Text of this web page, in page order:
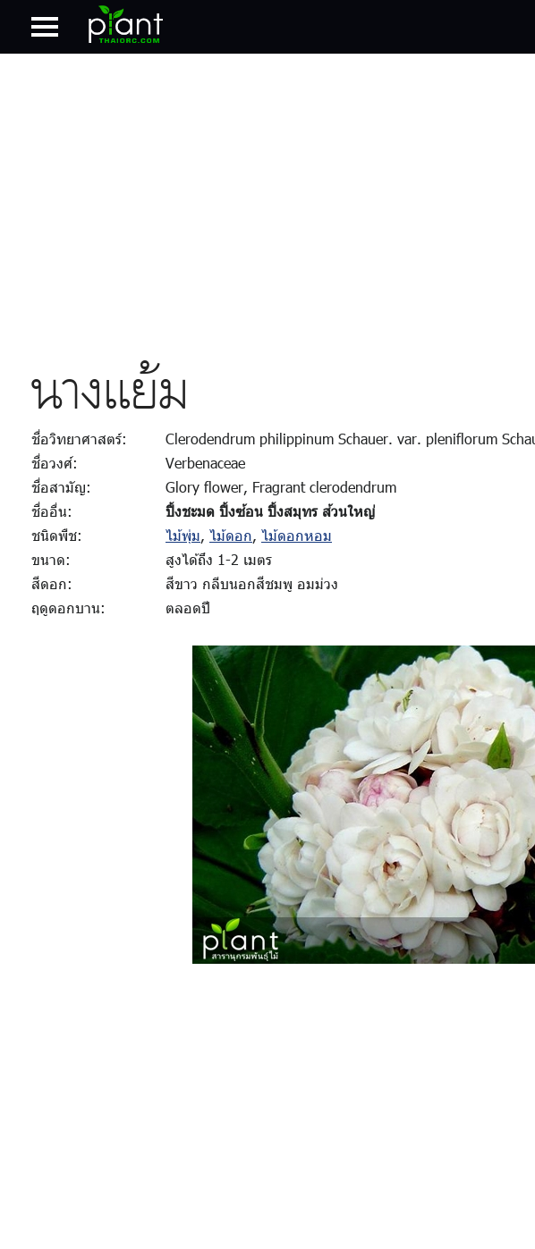
นางแย้ม
ชื่อวิทยาศาสตร์:
Clerodendrum philippinum Schauer. var. pleniflorum
ชื่อวงศ์:
Verbenaceae
ชื่อสามัญ:
Glory flower, Fragrant clerodendrum
ชื่ออื่น:
ปิ้งชะมด ปิ้งซ้อน ปิ้งสมุทร ส้วนใหญ่
ชนิดพืช:
ไม้พุ่ม, ไม้ดอก, ไม้ดอกหอม
ขนาด:
สูงได้ถึง 1-2 เมตร
สีดอก:
สีขาว กลีบนอกสีชมพู อมม่วง
ฤดูดอกบาน:
ตลอดปี